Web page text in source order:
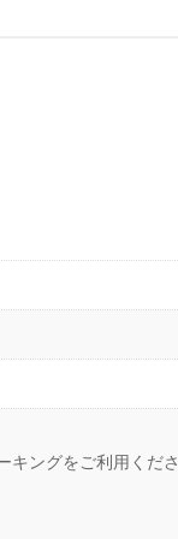
キングをご利用くださ